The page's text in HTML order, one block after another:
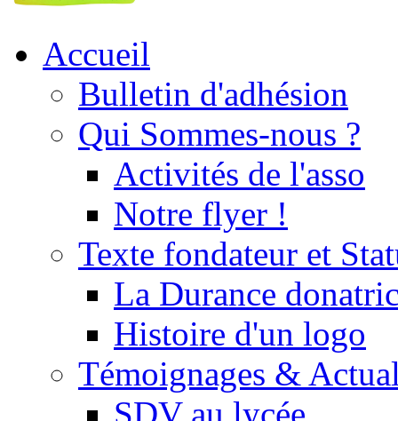
Accueil
Bulletin d'adhésion
Qui Sommes-nous ?
Activités de l'asso
Notre flyer !
Texte fondateur et
La Durance
Histoire d'un logo
Témoignages &